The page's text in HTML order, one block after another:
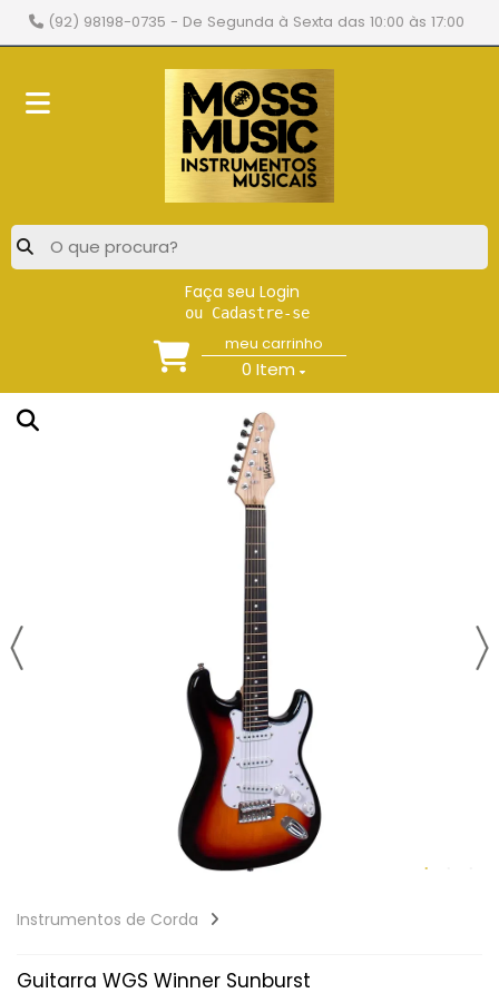
(92) 98198-0735 - De Segunda à Sexta das 10:00 às 17:00
Faça seu Login
ou Cadastre-se
meu carrinho
0 Item
Instrumentos de Corda
Guitarra WGS Winner Sunburst